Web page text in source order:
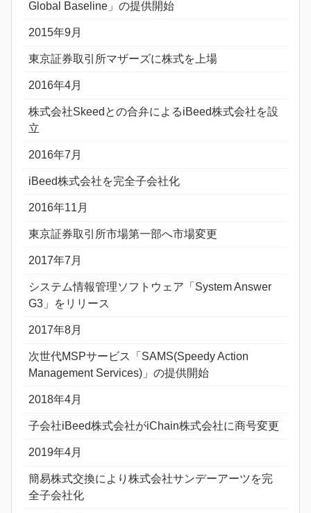
Global Baseline」の提供開始
2015年9月
東京証券取引所マザーズに株式を上場
2016年4月
株式会社Skeedとの合弁によるiBeed株式会社を設
立
2016年7月
iBeed株式会社を完全子会社化
2016年11月
東京証券取引所市場第一部へ市場変更
2017年7月
システム情報管理ソフトウェア「System Answer
G3」をリリース
2017年8月
次世代MSPサービス「SAMS(Speedy Action
Management Services)」の提供開始
2018年4月
子会社iBeed株式会社がiChain株式会社に商号変更
2019年4月
簡易株式交換により株式会社サンデーアーツを完
全子会社化